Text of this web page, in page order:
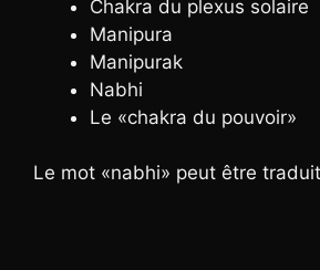
Chakra du plexus solaire
Manipura
Manipurak
Nabhi
Le «chakra du pouvoir»
Le mot «nabhi» peut être